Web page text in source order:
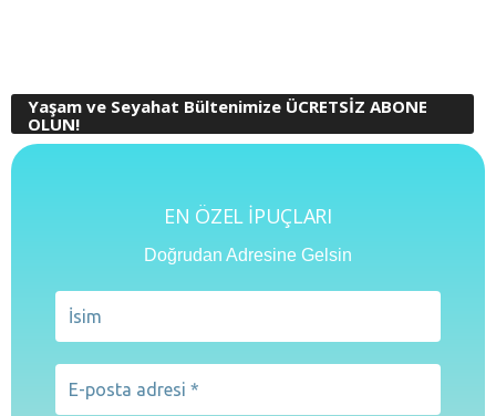
Yaşam ve Seyahat Bültenimize ÜCRETSİZ ABONE
OLUN!
EN ÖZEL İPUÇLARI
Doğrudan Adresine Gelsin